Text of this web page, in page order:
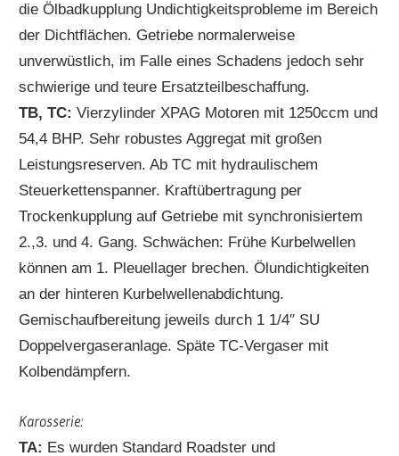
die Ölbadkupplung Undichtigkeitsprobleme im Bereich
der Dichtflächen. Getriebe normalerweise
unverwüstlich, im Falle eines Schadens jedoch sehr
schwierige und teure Ersatzteilbeschaffung.
TB, TC: Vierzylinder XPAG Motoren mit 1250ccm und
54,4 BHP. Sehr robustes Aggregat mit großen
Leistungsreserven. Ab TC mit hydraulischem
Steuerkettenspanner. Kraftübertragung per
Trockenkupplung auf Getriebe mit synchronisiertem
2.,3. und 4. Gang. Schwächen: Frühe Kurbelwellen
können am 1. Pleuellager brechen. Ölundichtigkeiten
an der hinteren Kurbelwellenabdichtung.
Gemischaufbereitung jeweils durch 1 1/4″ SU
Doppelvergaseranlage. Späte TC-Vergaser mit
Kolbendämpfern.
Karosserie:
TA: Es wurden Standard Roadster und